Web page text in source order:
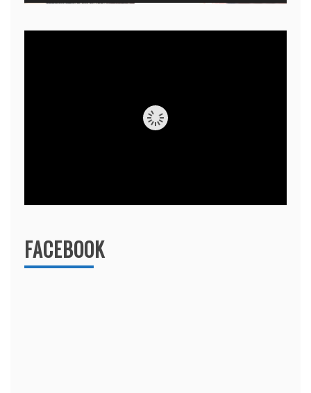
FACEBOOK